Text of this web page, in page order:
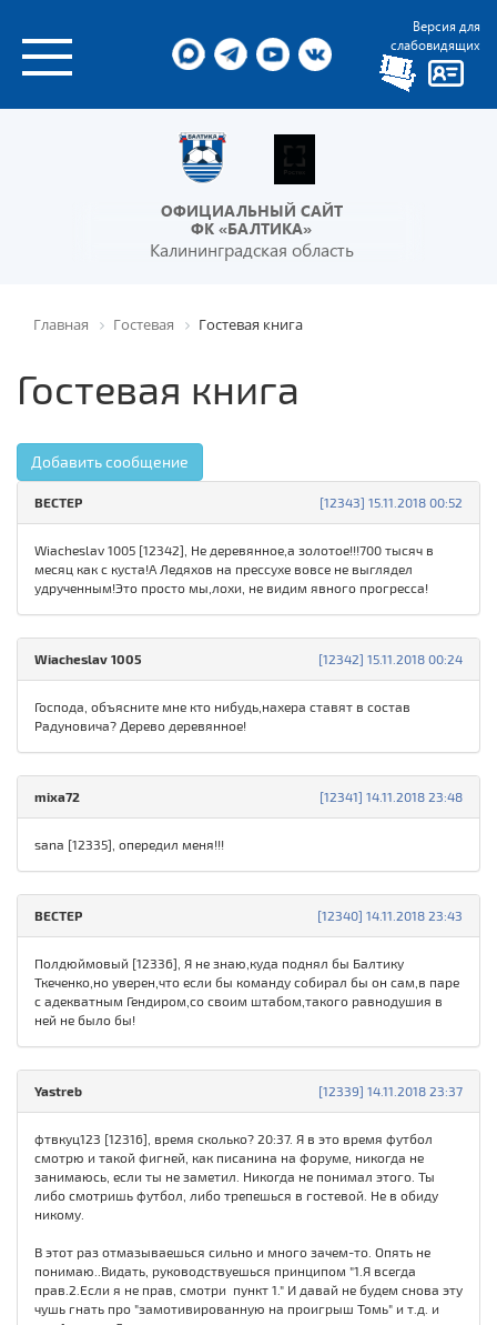
Версия для
слабовидящих
ОФИЦИАЛЬНЫЙ САЙТ
ФК «БАЛТИКА»
Калининградская область
Главная Гостевая Гостевая книга
Гостевая книга
Добавить сообщение
[12343] 15.11.2018 00:52
ВЕСТЕР
Wiacheslav 1005 [12342], Не деревянное,а золотое!!!700 тысяч в
месяц как с куста!А Ледяхов на прессухе вовсе не выглядел
удрученным!Это просто мы,лохи, не видим явного прогресса!
[12342] 15.11.2018 00:24
Wiacheslav 1005
Господа, объясните мне кто нибудь,нахера ставят в состав
Радуновича? Дерево деревянное!
[12341] 14.11.2018 23:48
mixa72
sana [12335], опередил меня!!!
[12340] 14.11.2018 23:43
ВЕСТЕР
Полдюймовый [12336], Я не знаю,куда поднял бы Балтику
Ткеченко,но уверен,что если бы команду собирал бы он сам,в паре
с адекватным Гендиром,со своим штабом,такого равнодушия в
ней не было бы!
[12339] 14.11.2018 23:37
Yastreb
фтвкуц123 [12316], время сколько? 20:37. Я в это время футбол
смотрю и такой фигней, как писанина на форуме, никогда не
занимаюсь, если ты не заметил. Никогда не понимал этого. Ты
либо смотришь футбол, либо трепешься в гостевой. Не в обиду
никому.
В этот раз отмазываешься сильно и много зачем-то. Опять не
понимаю..Видать, руководствуешься принципом "1.Я всегда
прав.2.Если я не прав, смотри пункт 1." И давай не будем снова эту
чушь гнать про "замотивированную на проигрыш Томь" и т.д. и